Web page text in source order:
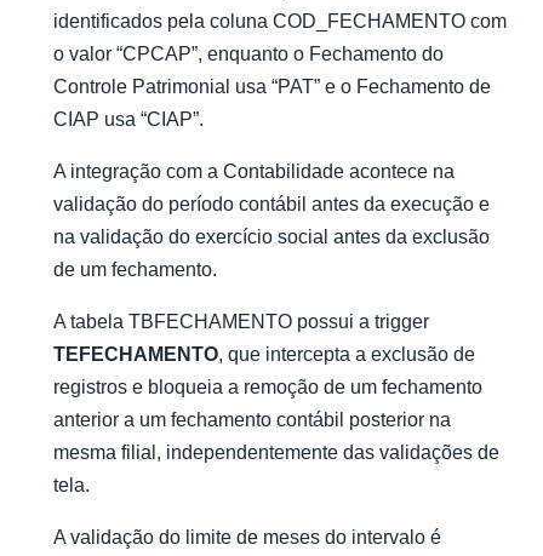
identificados pela coluna COD_FECHAMENTO com
o valor “CPCAP”, enquanto o Fechamento do
Controle Patrimonial usa “PAT” e o Fechamento de
CIAP usa “CIAP”.
A integração com a Contabilidade acontece na
validação do período contábil antes da execução e
na validação do exercício social antes da exclusão
de um fechamento.
A tabela TBFECHAMENTO possui a trigger
TEFECHAMENTO, que intercepta a exclusão de
registros e bloqueia a remoção de um fechamento
anterior a um fechamento contábil posterior na
mesma filial, independentemente das validações de
tela.
A validação do limite de meses do intervalo é